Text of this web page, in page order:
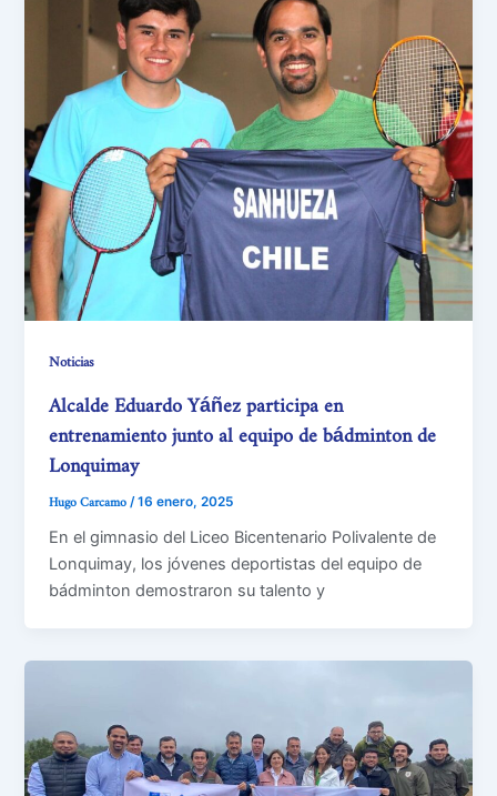
Noticias
Alcalde Eduardo Yáñez participa en
entrenamiento junto al equipo de bádminton de
Lonquimay
Hugo Carcamo/16 enero, 2025
En el gimnasio del Liceo Bicentenario Polivalente de
Lonquimay, los jóvenes deportistas del equipo de
bádminton demostraron su talento y